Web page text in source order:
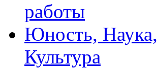
работы
Юность, Наука,
Культура